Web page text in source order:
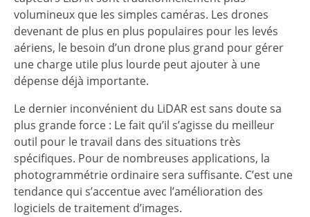
volumineux que les simples caméras. Les drones
devenant de plus en plus populaires pour les levés
aériens, le besoin d’un drone plus grand pour gérer
une charge utile plus lourde peut ajouter à une
dépense déjà importante.
Le dernier inconvénient du LiDAR est sans doute sa
plus grande force : Le fait qu’il s’agisse du meilleur
outil pour le travail dans des situations très
spécifiques. Pour de nombreuses applications, la
photogrammétrie ordinaire sera suffisante. C’est une
tendance qui s’accentue avec l’amélioration des
logiciels de traitement d’images.